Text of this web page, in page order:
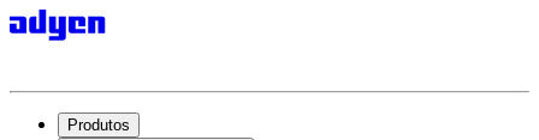
Produtos